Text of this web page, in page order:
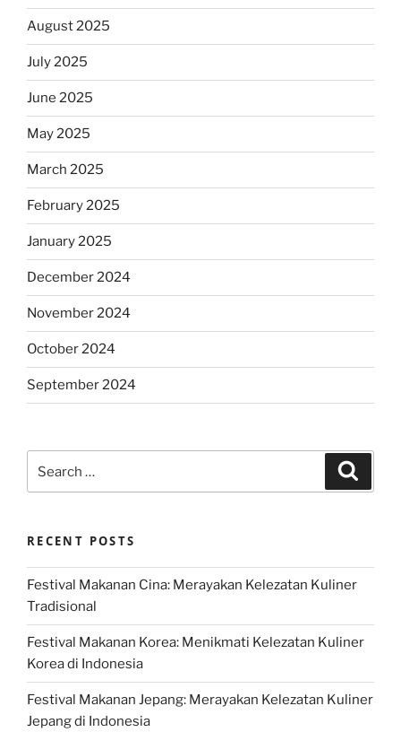
August 2025
July 2025
June 2025
May 2025
March 2025
February 2025
January 2025
December 2024
November 2024
October 2024
September 2024
for:
RECENT POSTS
Festival Makanan Cina: Merayakan Kelezatan Kuliner
Tradisional
Festival Makanan Korea: Menikmati Kelezatan Kuliner
Korea di Indonesia
Festival Makanan Jepang: Merayakan Kelezatan Kuliner
Jepang di Indonesia